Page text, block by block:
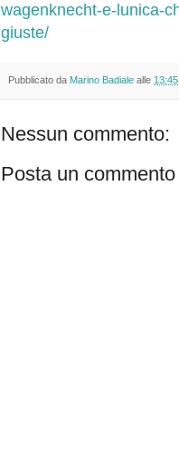
wagenknecht-e-lunica-
giuste/
Pubblicato da Marino Badiale alle 13:45
Nessun commento:
Posta un commento